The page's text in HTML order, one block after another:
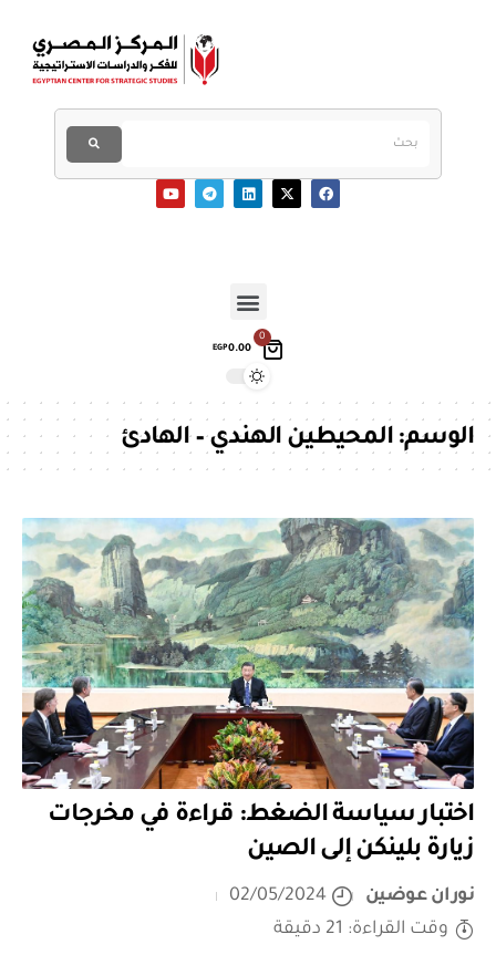
0
EGP0.00
الوسم:المحيطين الهندي – الهادئ
اختبار سياسة الضغط: قراءة في مخرجات
زيارة بلينكن إلى الصين
نوران عوضين
02/05/2024
وقت القراءة: 21 دقيقة